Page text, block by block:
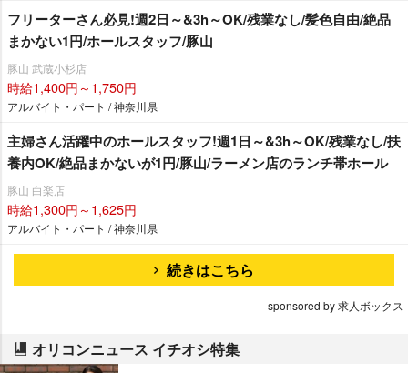
フリーターさん必見!週2日～&3h～OK/残業なし/髪色自由/絶品
まかない1円/ホールスタッフ/豚山
豚山 武蔵小杉店
時給1,400円～1,750円
アルバイト・パート / 神奈川県
主婦さん活躍中のホールスタッフ!週1日～&3h～OK/残業なし/扶
養内OK/絶品まかないが1円/豚山/ラーメン店のランチ帯ホール
豚山 白楽店
時給1,300円～1,625円
アルバイト・パート / 神奈川県
続きはこちら
sponsored by 求人ボックス
オリコンニュース イチオシ特集